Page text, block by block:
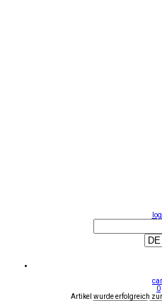
0
Artikel wurde erfolgreich